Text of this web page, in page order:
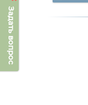
Задать вопрос